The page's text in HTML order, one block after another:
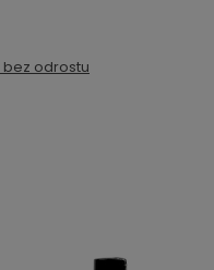
odrostu